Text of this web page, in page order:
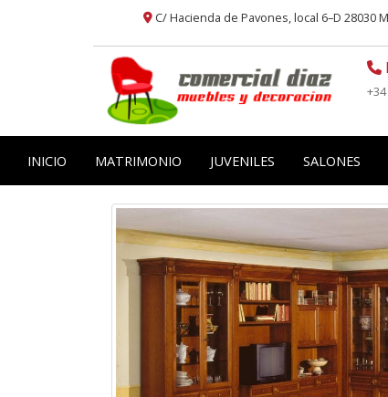
C/ Hacienda de Pavones, local 6–D 28030
INICIO MATRIMONIO JUVENILES SALONES